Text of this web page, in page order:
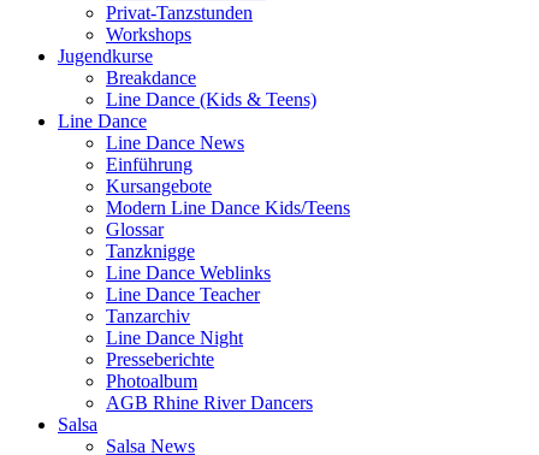
Privat-Tanzstunden
Workshops
Jugendkurse
Breakdance
Line Dance (Kids & Teens)
Line Dance
Line Dance News
Einführung
Kursangebote
Modern Line Dance Kids/Teens
Glossar
Tanzknigge
Line Dance Weblinks
Line Dance Teacher
Tanzarchiv
Line Dance Night
Presseberichte
Photoalbum
AGB Rhine River Dancers
Salsa
Salsa News